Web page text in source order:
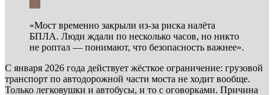
«Мост временно закрыли из-за риска налёта
БПЛА. Люди ждали по несколько часов, но никто
не роптал — понимают, что безопасность важнее».
С января 2026 года действует жёсткое ограничение: грузовой
транспорт по автодорожной части моста не ходит вообще.
Только легковушки и автобусы, и то с оговорками. Причина